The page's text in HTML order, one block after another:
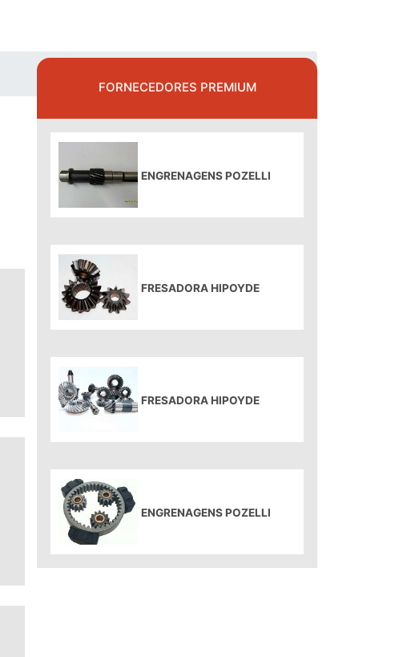
FORNECEDORES PREMIUM
ENGRENAGENS POZELLI
FRESADORA HIPOYDE
FRESADORA HIPOYDE
ENGRENAGENS POZELLI